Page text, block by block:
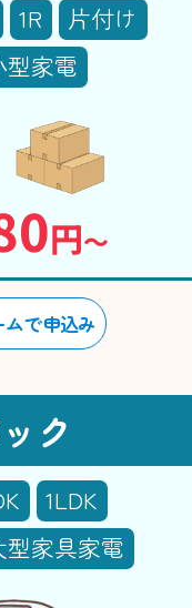
1R
片付け
型家電
円〜
ムで申込み
ク
1LDK
型家具家電